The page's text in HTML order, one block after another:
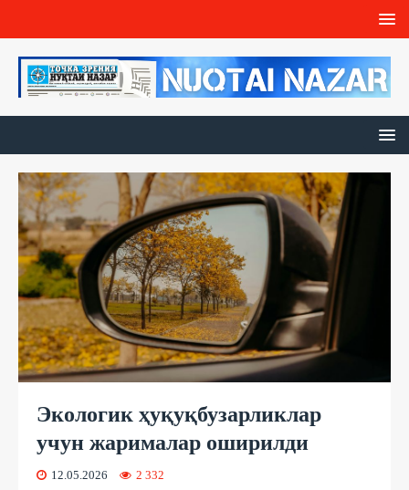
Экологик ҳуқуқбузарликлар
учун жарималар оширилди
12.05.2026 2 332